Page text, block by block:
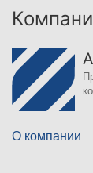
О компании